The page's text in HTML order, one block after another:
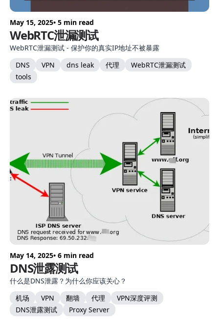
May 15, 2025• 5 min read
WebRTC泄漏测试
WebRTC泄漏测试 - 保护你的真实IP地址不被暴露
DNS
VPN dns leak 代理
WebRTC泄漏测试
tools
May 14, 2025• 6 min read
DNS泄露测试
什么是DNS泄露？为什么你应该关心？
机场
VPN 翻墙 代理
VPN深度评测
DNS泄露测试
Proxy Server